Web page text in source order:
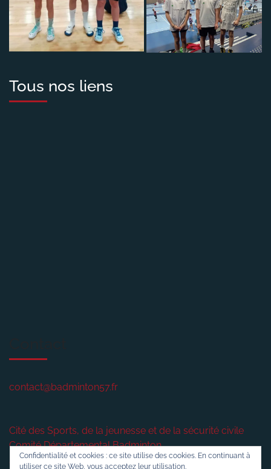
Tous nos liens
contact@badminton57.fr
Cité des Sports, de la jeunesse et de la sécurité civile
Comité Départemental Badminton
2 rue plénière
Confidentialité et cookies : ce site utilise des cookies. En continuant à
utiliser ce site Web, vous acceptez leur utilisation.